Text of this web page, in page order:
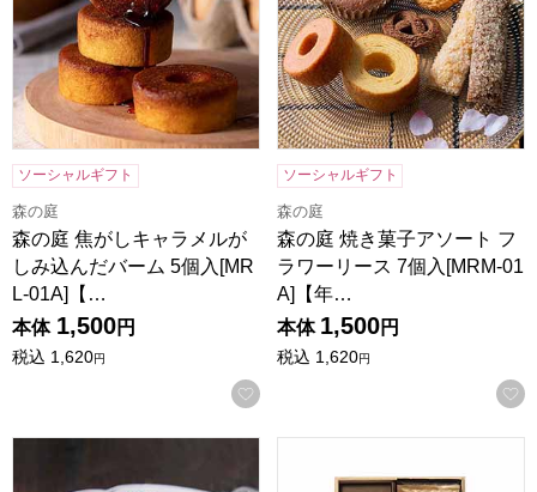
ソーシャルギフト
森の庭
森の庭 焦がしキャラメルが
しみ込んだバーム 5個入[MR
L-01A]【…
本体 1,500円
税込 1,620円
お気に入りに登録する
ソーシャルギフト
森の庭
森の庭 焼き菓子アソート フ
ラワーリース 7個入[MRM-01
A]【年…
本体 1,500円
税込 1,620円